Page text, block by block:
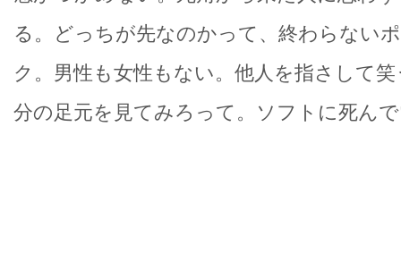
る。どっちが先なのかって、終わらない
ク。男性も女性もない。他人を指さして
分の足元を見てみろって。ソフトに死ん